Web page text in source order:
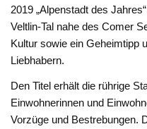
2019 „Alpenstadt des
Veltlin-Tal nahe des Comer
Kultur sowie ein Geheimtipp
Liebhabern.
Den Titel erhält die rührige
Einwohnerinnen und
Vorzüge und Bestrebungen.